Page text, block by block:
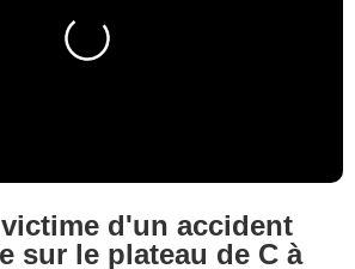
d'un accident
sur le plateau de C à